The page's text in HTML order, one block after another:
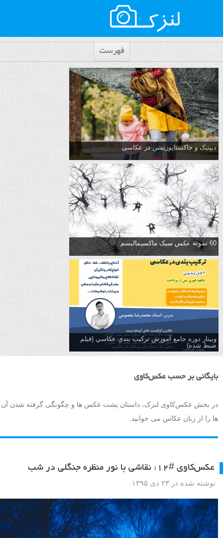
فهرست
دیپتیک و جاکستا‌پوزیشن در عکاسی
60 نمونه عکس سبک ماکسیمالیسم
وبینار دوره جامع آموزش تركيب بندي عكاسي (فیلم
ضبط شده)
بایگانی بر حسب عکس‌کاوی
در بخش عکس‌کاوی لنزک، داستان پشت عکس ها و چگونگی گرفته شدن آن
ها را از زبان عکاس می خوانید.
عکس‌کاوی #۱۲: نقاشی با نور منظره جنگلی در شب
نوشته شده در ۲۳ دی ۱۳۹۵